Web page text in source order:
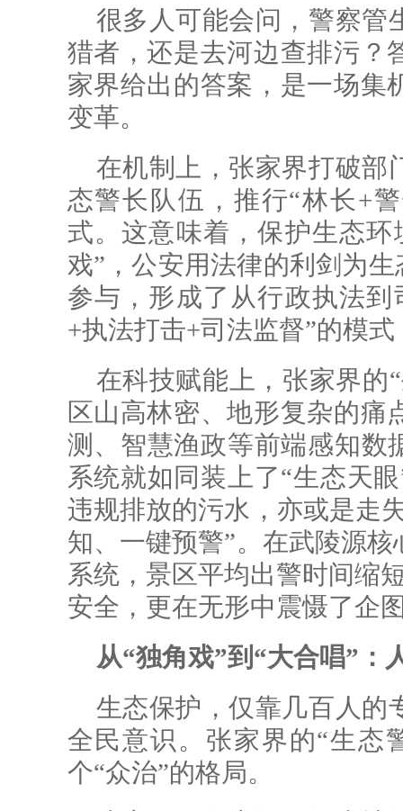
很多人可能会问，警察管
猎者，还是去河边查排污？
家界给出的答案，是一场集
变革。
在机制上，张家界打破部
态警长队伍，推行“林长+
式。这意味着，保护生态
戏”，公安用法律的利剑为
参与，形成了从行政执法
+执法打击+司法监督”的模
在科技赋能上，张家界的
区山高林密、地形复杂的痛
测、智慧渔政等前端感知数
系统就如同装上了“生态天
违规排放的污水，亦或是走
知、一键预警”。在武陵源
系统，景区平均出警时间缩
安全，更在无形中震慑了企
从“独角戏”到“大合唱”：
生态保护，仅靠几百人的
全民意识。张家界的“生态
个“众治”的格局。